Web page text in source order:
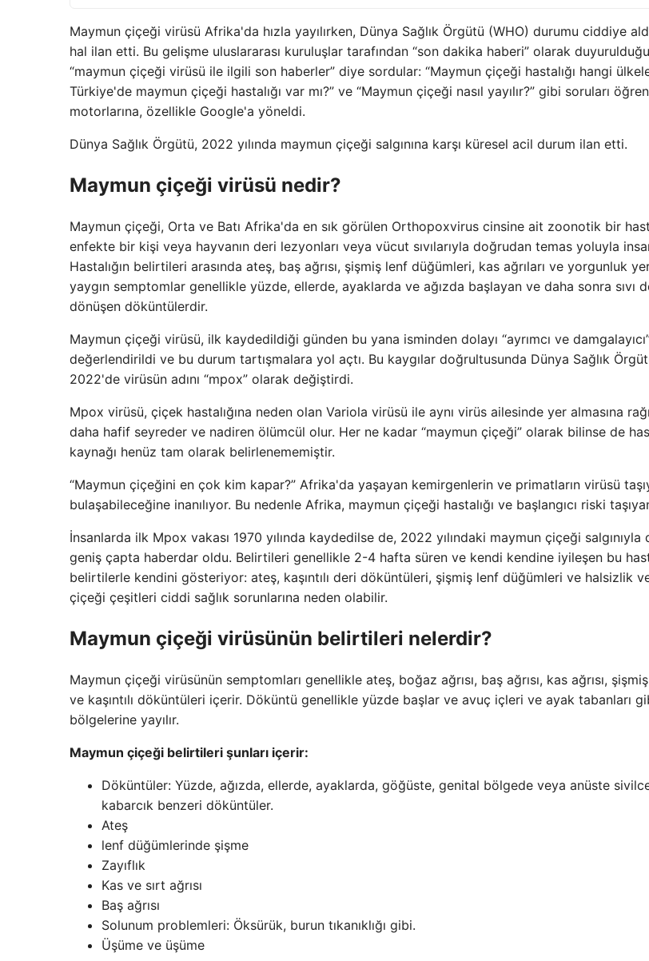
Maymun çiçeği virüsü Afrika'da hızla yayılırken, Dünya Sağlık Örgütü (WHO) durumu ciddiye
hal ilan etti. Bu gelişme uluslararası kuruluşlar tarafından “son dakika haberi” olarak
“maymun çiçeği virüsü ile ilgili son haberler” diye sordular: “Maymun çiçeği hastalığı hangi
Türkiye'de maymun çiçeği hastalığı var mı?” ve “Maymun çiçeği nasıl yayılır?” gibi soruları
motorlarına, özellikle Google'a yöneldi.
Dünya Sağlık Örgütü, 2022 yılında maymun çiçeği salgınına karşı küresel acil durum ilan etti.
Maymun çiçeği virüsü nedir?
Maymun çiçeği, Orta ve Batı Afrika'da en sık görülen Orthopoxvirus cinsine ait zoonotik bir
enfekte bir kişi veya hayvanın deri lezyonları veya vücut sıvılarıyla doğrudan temas yoluyla
Hastalığın belirtileri arasında ateş, baş ağrısı, şişmiş lenf düğümleri, kas ağrıları ve yorgunluk
yaygın semptomlar genellikle yüzde, ellerde, ayaklarda ve ağızda başlayan ve daha sonra sıvı
dönüşen döküntülerdir.
Maymun çiçeği virüsü, ilk kaydedildiği günden bu yana isminden dolayı “ayrımcı ve
değerlendirildi ve bu durum tartışmalara yol açtı. Bu kaygılar doğrultusunda Dünya Sağlık
2022'de virüsün adını “mpox” olarak değiştirdi.
Mpox virüsü, çiçek hastalığına neden olan Variola virüsü ile aynı virüs ailesinde yer almasına
daha hafif seyreder ve nadiren ölümcül olur. Her ne kadar “maymun çiçeği” olarak bilinse de
kaynağı henüz tam olarak belirlenememiştir.
“Maymun çiçeğini en çok kim kapar?” Afrika'da yaşayan kemirgenlerin ve primatların virüsü
bulaşabileceğine inanılıyor. Bu nedenle Afrika, maymun çiçeği hastalığı ve başlangıcı riski
İnsanlarda ilk Mpox vakası 1970 yılında kaydedilse de, 2022 yılındaki maymun çiçeği
geniş çapta haberdar oldu. Belirtileri genellikle 2-4 hafta süren ve kendi kendine iyileşen bu
belirtilerle kendini gösteriyor: ateş, kaşıntılı deri döküntüleri, şişmiş lenf düğümleri ve halsizlik
çiçeği çeşitleri ciddi sağlık sorunlarına neden olabilir.
Maymun çiçeği virüsünün belirtileri nelerdir?
Maymun çiçeği virüsünün semptomları genellikle ateş, boğaz ağrısı, baş ağrısı, kas ağrısı,
ve kaşıntılı döküntüleri içerir. Döküntü genellikle yüzde başlar ve avuç içleri ve ayak tabanları
bölgelerine yayılır.
Maymun çiçeği belirtileri şunları içerir:
Döküntüler: Yüzde, ağızda, ellerde, ayaklarda, göğüste, genital bölgede veya anüste
kabarcık benzeri döküntüler.
Ateş
lenf düğümlerinde şişme
Zayıflık
Kas ve sırt ağrısı
Baş ağrısı
Solunum problemleri: Öksürük, burun tıkanıklığı gibi.
Üşüme ve üşüme